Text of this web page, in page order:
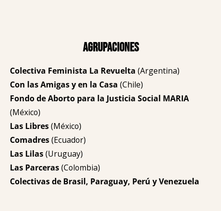
Agrupaciones
Colectiva Feminista La Revuelta (Argentina)
Con las Amigas y en la Casa (Chile)
Fondo de Aborto para la Justicia Social MARIA
(México)
Las Libres(México)
Comadres(Ecuador)
Las Lilas(Uruguay)
Las Parceras(Colombia)
Colectivas de Brasil, Paraguay, Perú y Venezuela